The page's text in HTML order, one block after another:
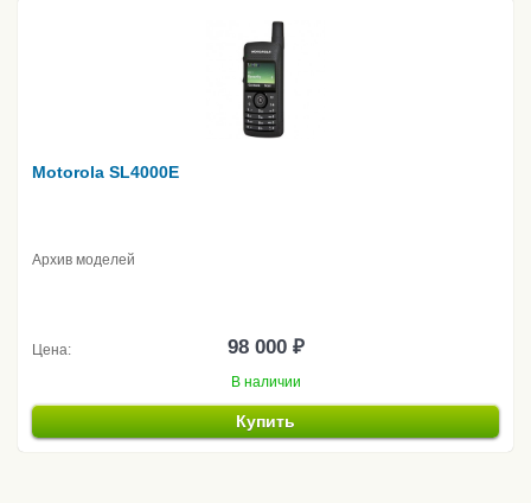
Motorola SL4000E
Архив моделей
Цена: 98 000 ₽
В наличии
Купить